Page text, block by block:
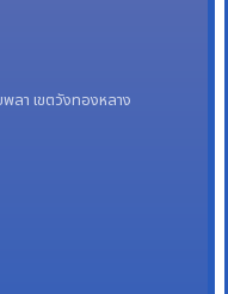
ลา เขตวังทองหลาง